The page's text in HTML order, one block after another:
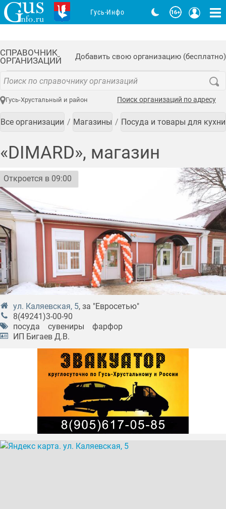
СПРАВОЧНИК
ОРГАНИЗАЦИЙ
Добавить свою организацию (бесплатно)
Гусь-Хрустальный и район Поиск организаций по адресу
Все организации Магазины Посуда и товары для кухни
«DIMARD», магазин
Откроется в 09:00
ул. Каляевская, 5, за "Евросетью"
8(49241)3-00-90
посуда
сувениры
фарфор
ИП Бигаев Д.В.
Гусь-Инфо